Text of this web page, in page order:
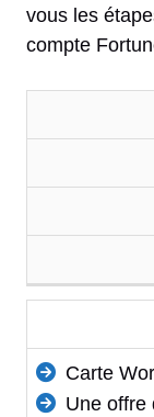
vous les
compte
Carte
Une offre